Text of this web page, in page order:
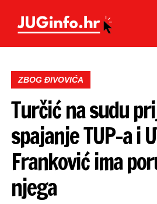
ZBOG ĐIVOVIĆA
Turčić na sudu
spajanje TUP-a i
Franković ima
njega